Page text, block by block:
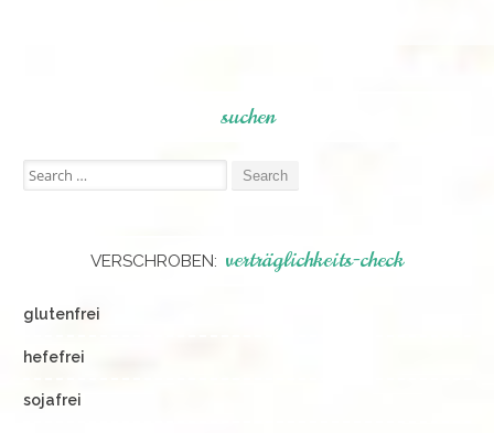
suchen
Search
for:
VERSCHROBEN: verträglichkeits-check
glutenfrei
hefefrei
sojafrei